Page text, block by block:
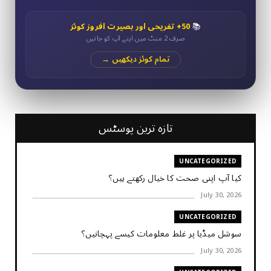
📚50+ تفریحی اور بصیرت افروز کوئز
صرف 2 منٹ میں اپنے آپ کو جانیں
تمام کوئز دیکھیں →
تازہ ترین پوسٹس
UNCATEGORIZED
کیا آپ اپنی صحت کا خیال رکھتے ہیں؟
July 30, 2026
UNCATEGORIZED
سوشل میڈیا پر غلط معلومات کیسے پہچانیں؟
July 30, 2026